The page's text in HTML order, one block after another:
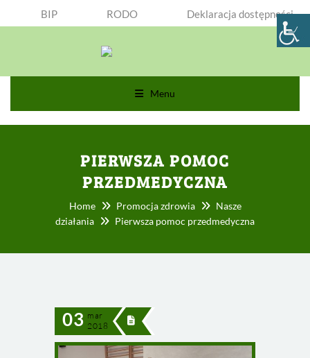
BIP RODO Deklaracja dostępności
Menu
PIERWSZA POMOC
PRZEDMEDYCZNA
Home Promocja zdrowia
Nasze
działania
Pierwsza pomoc przedmedyczna
03 mar
2018